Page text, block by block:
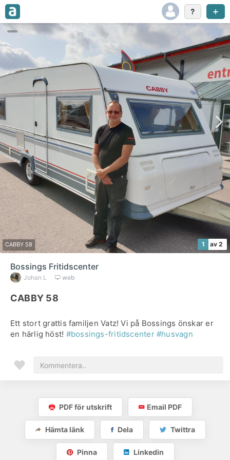
CABBY 58 1 av 2
Bossings Fritidscenter
Johan L web
CABBY 58
Ett stort grattis familjen Vatz! Vi på Bossings önskar er
en härlig höst! #bossings-fritidscenter #husvagn
PDF för utskrift Email PDF
Hämta länk Dela Twittra
Pinna Linkedin